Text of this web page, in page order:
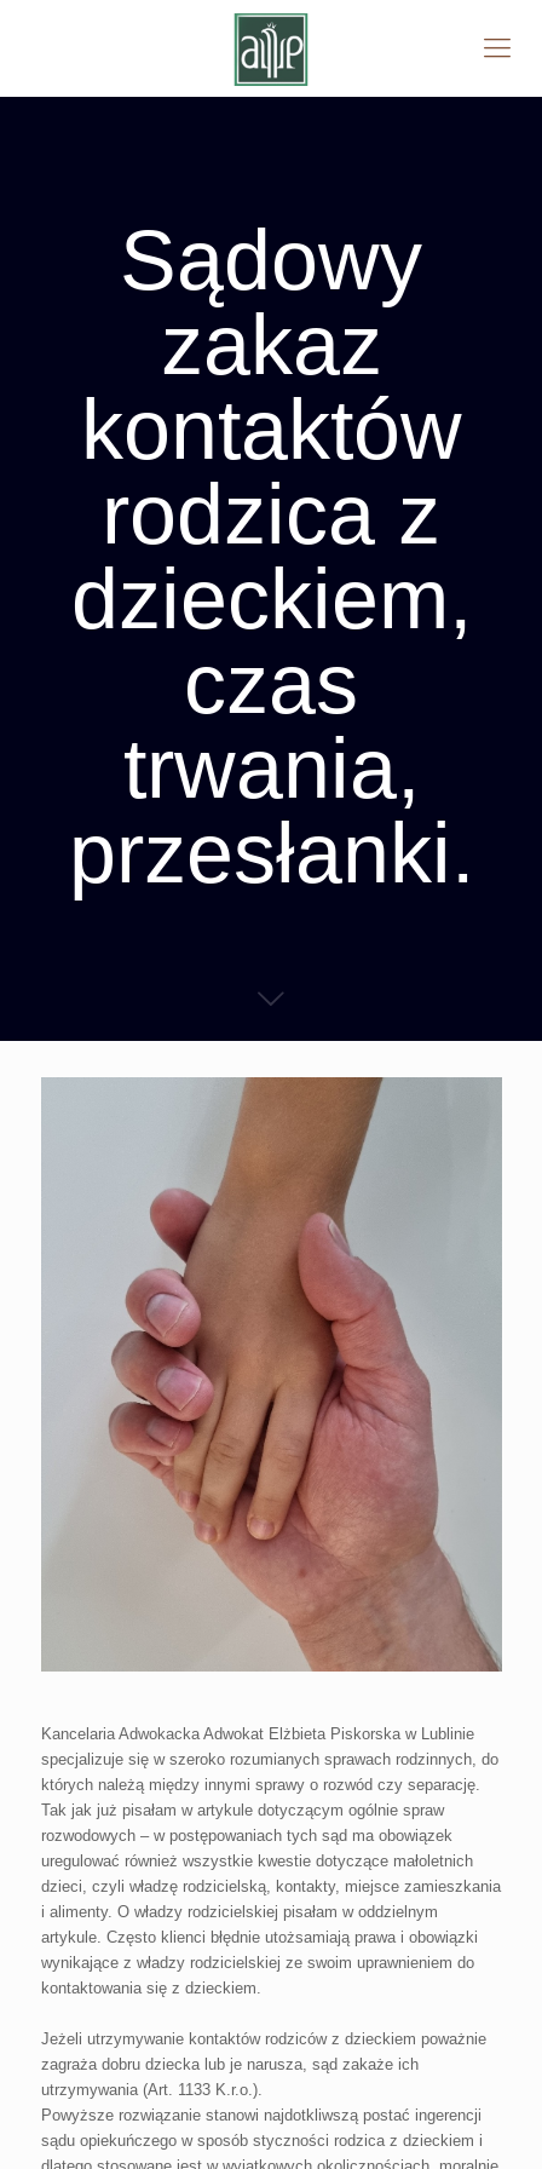
Sądowy
zakaz
kontaktów
rodzica z
dzieckiem,
czas
trwania,
przesłanki.
Kancelaria Adwokacka Adwokat Elżbieta Piskorska w Lublinie
specjalizuje się w szeroko rozumianych sprawach rodzinnych, do
których należą między innymi sprawy o rozwód czy separację.
Tak jak już pisałam w artykule dotyczącym ogólnie spraw
rozwodowych – w postępowaniach tych sąd ma obowiązek
uregulować również wszystkie kwestie dotyczące małoletnich
dzieci, czyli władzę rodzicielską, kontakty, miejsce zamieszkania
i alimenty. O władzy rodzicielskiej pisałam w oddzielnym
artykule. Często klienci błędnie utożsamiają prawa i obowiązki
wynikające z władzy rodzicielskiej ze swoim uprawnieniem do
kontaktowania się z dzieckiem.
Jeżeli utrzymywanie kontaktów rodziców z dzieckiem poważnie
zagraża dobru dziecka lub je narusza, sąd zakaże ich
utrzymywania (Art. 1133 K.r.o.).
Powyższe rozwiązanie stanowi najdotkliwszą postać ingerencji
sądu opiekuńczego w sposób styczności rodzica z dzieckiem i